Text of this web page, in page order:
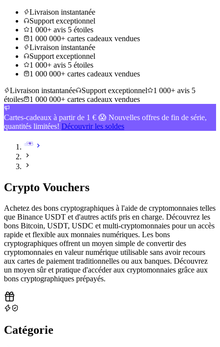
Livraison instantanée
Support exceptionnel
1 000+ avis 5 étoiles
1 000 000+ cartes cadeaux vendues
Livraison instantanée
Support exceptionnel
1 000+ avis 5 étoiles
1 000 000+ cartes cadeaux vendues
Livraison instantanée
Support exceptionnel
1 000+ avis 5
étoiles
1 000 000+ cartes cadeaux vendues
Cartes-cadeaux à partir de 1 € 😱 Nouvelles offres de fin de série,
quantités limitées! Découvrir les soldes
Crypto Vouchers
Achetez des bons cryptographiques à l'aide de cryptomonnaies telles
que Binance USDT et d'autres actifs pris en charge. Découvrez les
bons Bitcoin, USDT, USDC et multi-cryptomonnaies pour un accès
rapide et flexible aux monnaies numériques. Les bons
cryptographiques offrent un moyen simple de convertir des
cryptomonnaies en valeur numérique utilisable sans avoir recours
aux cartes de paiement traditionnelles ou aux banques. Découvrez
un moyen sûr et pratique d'accéder aux cryptomonnaies grâce aux
bons cryptographiques prépayés.
Catégorie